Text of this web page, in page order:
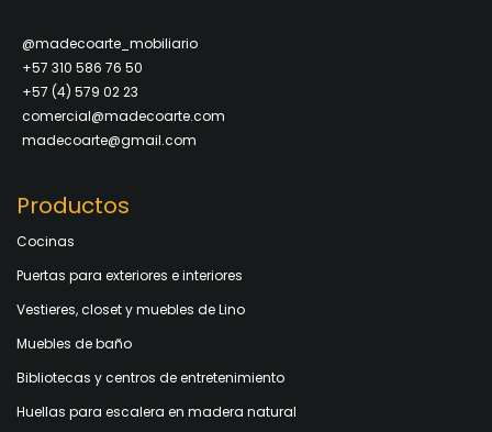
@madecoarte_mobiliario
+57 310 586 76 50
+57 (4) 579 02 23
comercial@madecoarte.com
madecoarte@gmail.com
Productos
Cocinas
Puertas para exteriores e interiores
Vestieres, closet y muebles de Lino
Muebles de baño
Bibliotecas y centros de entretenimiento
Huellas para escalera en madera natural